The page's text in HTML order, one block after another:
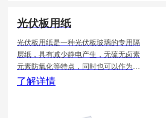
光伏板用纸
光伏板用纸是一种光伏板玻璃的专用隔
层纸，具有减少静电产生，无硫无卤素
元素防氧化等特点，同时也可以作为光
伏玻璃的包装使用，纸张为原浆制作，
了解详情